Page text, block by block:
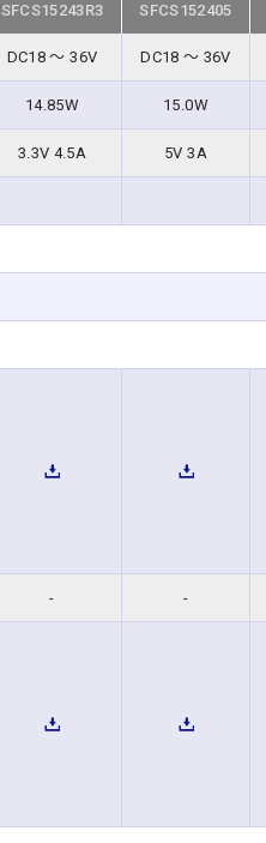
SFCS15243R3 SFCS152405
DC18 ～ 36V DC18 ～ 36V
14.85W 15.0W
3.3V 4.5A 5V 3A
- -